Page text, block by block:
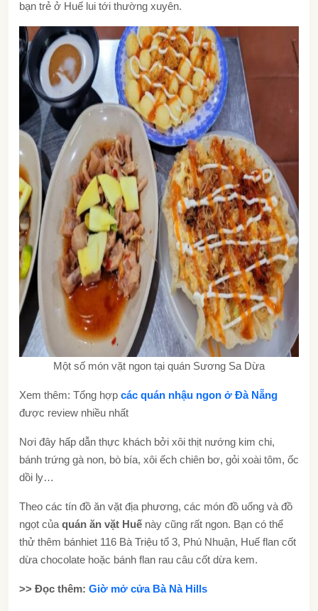
bạn trẻ ở Huế lui tới thường xuyên.
Một số món vặt ngon tại quán Sương Sa Dừa
Xem thêm: Tổng hợp các quán nhậu ngon ở Đà Nẵng
được review nhiều nhất
Nơi đây hấp dẫn thực khách bởi xôi thịt nướng kim chi,
bánh trứng gà non, bò bía, xôi ếch chiên bơ, gỏi xoài tôm, ốc
dồi ly…
Theo các tín đồ ăn vặt địa phương, các món đồ uống và đồ
ngọt của quán ăn vặt Huế này cũng rất ngon. Bạn có thể
thử thêm bánhiet 116 Bà Triệu tổ 3, Phú Nhuận, Huế flan cốt
dừa chocolate hoặc bánh flan rau câu cốt dừa kem.
>> Đọc thêm: Giờ mở cửa Bà Nà Hills